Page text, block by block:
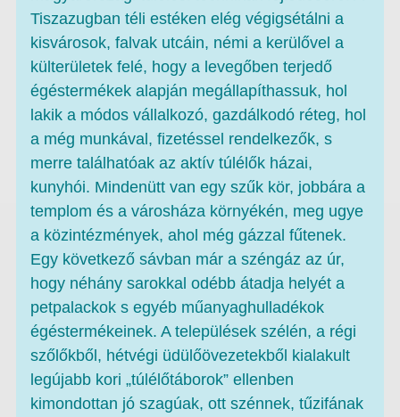
Tiszazugban téli estéken elég végigsétálni a
kisvárosok, falvak utcáin, némi a kerülővel a
külterületek felé, hogy a levegőben terjedő
égéstermékek alapján megállapíthassuk, hol
lakik a módos vállalkozó, gazdálkodó réteg, hol
a még munkával, fizetéssel rendelkezők, s
merre találhatóak az aktív túlélők házai,
kunyhói. Mindenütt van egy szűk kör, jobbára a
templom és a városháza környékén, meg ugye
a közintézmények, ahol még gázzal fűtenek.
Egy következő sávban már a széngáz az úr,
hogy néhány sarokkal odébb átadja helyét a
petpalackok s egyéb műanyaghulladékok
égéstermékeinek. A települések szélén, a régi
szőlőkből, hétvégi üdülőövezetekből kialakult
legújabb kori „túlélőtáborok” ellenben
kimondottan jó szagúak, ott szénnek, tűzifának